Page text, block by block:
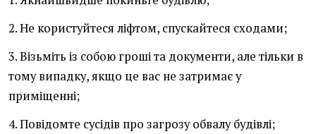
2. Не користуйтеся ліфтом, спускайтеся сходами;
3. Візьміть із собою гроші та документи, але тільки в
тому випадку, якщо це вас не затримає у
приміщенні;
4. Повідомте сусідів про загрозу обвалу будівлі;